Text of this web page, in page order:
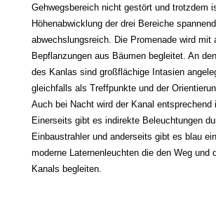
Gehwegsbereich nicht gestört und trotzdem
Höhenabwicklung der drei Bereiche
abwechslungsreich. Die Promenade wird mit
Bepflanzungen aus Bäumen begleitet. An
des Kanlas sind großflächige Intasien
gleichfalls als Treffpunkte und der
Auch bei Nacht wird der Kanal entsprechend
Einerseits gibt es indirekte Beleuchtungen
Einbaustrahler und anderseits gibt es blau
moderne Laternenleuchten die den Weg und
Kanals begleiten.